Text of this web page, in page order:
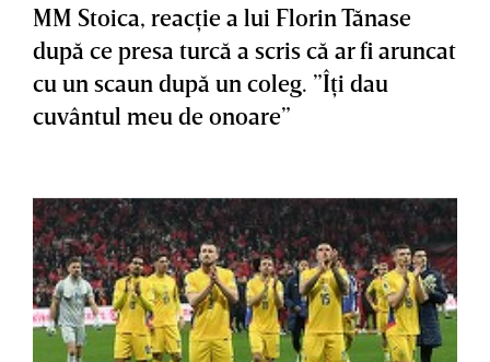
MM Stoica, reacţie a lui Florin Tănase
după ce presa turcă a scris că ar fi aruncat
cu un scaun după un coleg. ”Îţi dau
cuvântul meu de onoare”